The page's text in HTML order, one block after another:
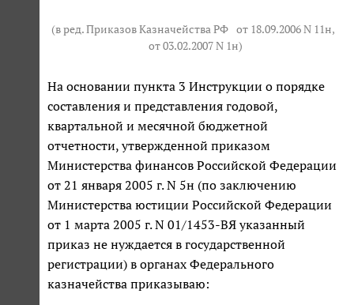
(в ред. Приказов Казначейства РФ от 18.09.2006 N 11н,
от 03.02.2007 N 1н)
На основании пункта 3 Инструкции о порядке
составления и представления годовой,
квартальной и месячной бюджетной
отчетности, утвержденной приказом
Министерства финансов Российской Федерации
от 21 января 2005 г. N 5н (по заключению
Министерства юстиции Российской Федерации
от 1 марта 2005 г. N 01/1453-ВЯ указанный
приказ не нуждается в государственной
регистрации) в органах Федерального
казначейства приказываю: